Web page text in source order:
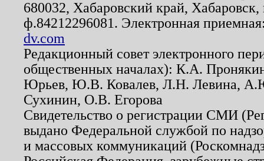
680032, Хабаровский край,
ф.84212296081. Электронная
dv.com
Редакционный совет электронного
общественных началах): К.А.
Юрьев, Ю.В. Ковалев, Л.Н. Левина,
Сухинин, О.В. Егорова
Свидетельство о регистрации СМИ
выдано Федеральной службой по
и массовых коммуникаций